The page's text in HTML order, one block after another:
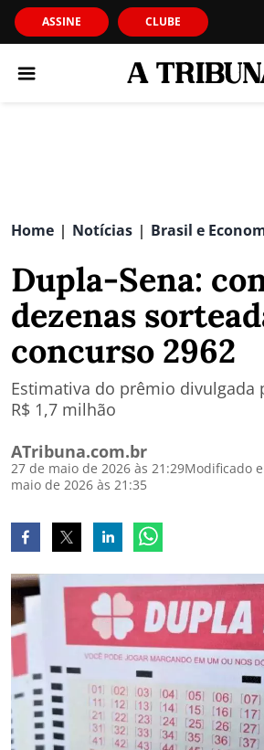
ASSINE CLUBE
Home | Notícias | Brasil e
Dupla-Sena:
dezenas
concurso 2962
Estimativa do prêmio divulgada
R$ 1,7 milhão
ATribuna.com.br
27 de maio de 2026 às 21:29Modificado
maio de 2026 às 21:35